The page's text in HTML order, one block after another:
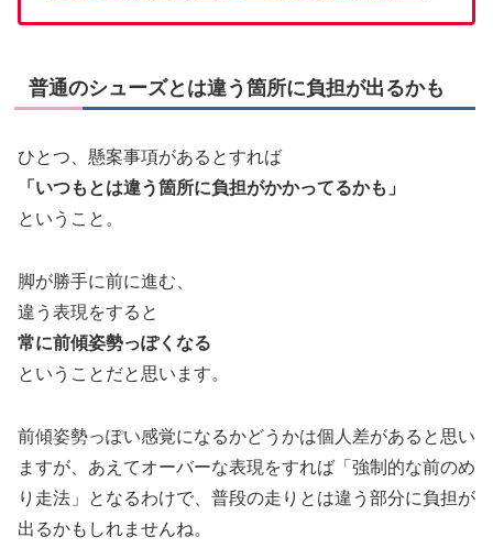
普通のシューズとは違う箇所に負担が出るかも
ひとつ、懸案事項があるとすれば
「いつもとは違う箇所に負担がかかってるかも」
ということ。
脚が勝手に前に進む、
違う表現をすると
常に前傾姿勢っぽくなる
ということだと思います。
前傾姿勢っぽい感覚になるかどうかは個人差があると思い
ますが、あえてオーバーな表現をすれば「強制的な前のめ
り走法」となるわけで、普段の走りとは違う部分に負担が
出るかもしれませんね。